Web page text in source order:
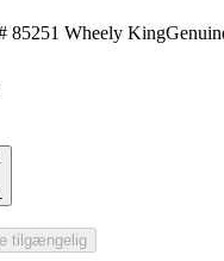
Wheely
tilgængelig